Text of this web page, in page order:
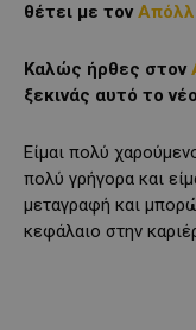
θέτει με τον
Καλώς ήρθες στον
ξεκινάς αυτό το
Είμαι πολύ
πολύ γρήγορα και
μεταγραφή και
κεφάλαιο στην